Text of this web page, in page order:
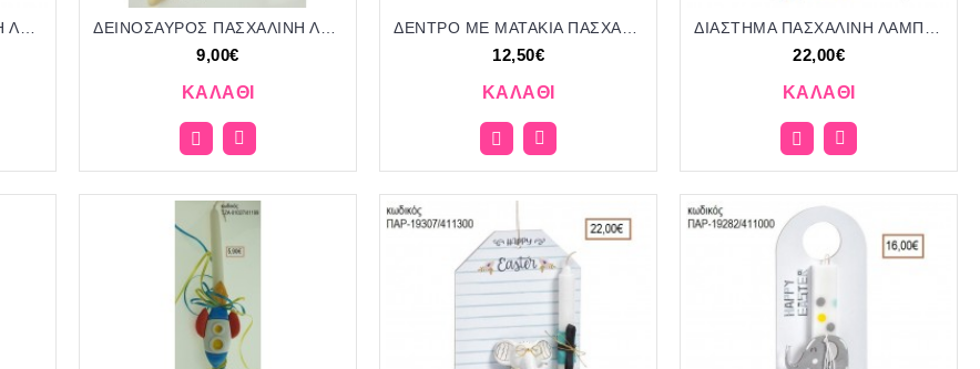
9,00€
ΚΑΛΆΘΙ
12,50€
ΚΑΛΆΘΙ
22,00€
ΚΑΛΆΘΙ